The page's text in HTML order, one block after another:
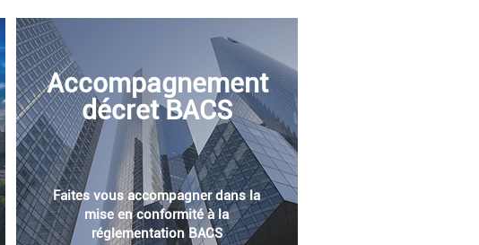
Faites vous accompagner dans la
mise en conformité à la
réglementation BACS
Accompagnement
décret BACS